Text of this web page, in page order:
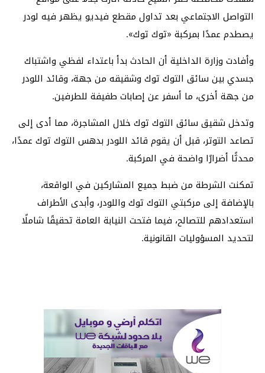
التواصل الاجتماعي بعد تداول مقطع فيديو يظهر فيه لودر
يصطدم عمدًا بمركبة «توك توك».
وأفادت وزارة الداخلية أن الحادث بدأ باعتداء لفظي واشتباك
جسدي بين سائق التوك توك وشقيقه من جهة، وقائد اللودر
من جهة أخرى، ما أسفر عن إصابات طفيفة للطرفين.
وتدخل شقيق سائق التوك توك خلال المشاجرة، مما أدى إلى
تصاعد التوتر، قبل أن يقوم قائد اللودر بدهس التوك توك عمدًا،
محدثًا أضرارًا واضحة في المركبة.
تمكنت الشرطة من ضبط جميع المشاركين في الواقعة،
بالإضافة إلى مركبتي التوك توك واللودر، وأبدى الأطراف
استعدادهم للتصالح، فيما فتحت النيابة العامة تحقيقًا شاملًا
لتحديد المسؤوليات القانونية.